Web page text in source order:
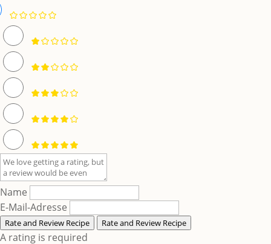
Name
E-Mail-Adresse
Rate and Review Recipe Rate and Review Recipe
A rating is required